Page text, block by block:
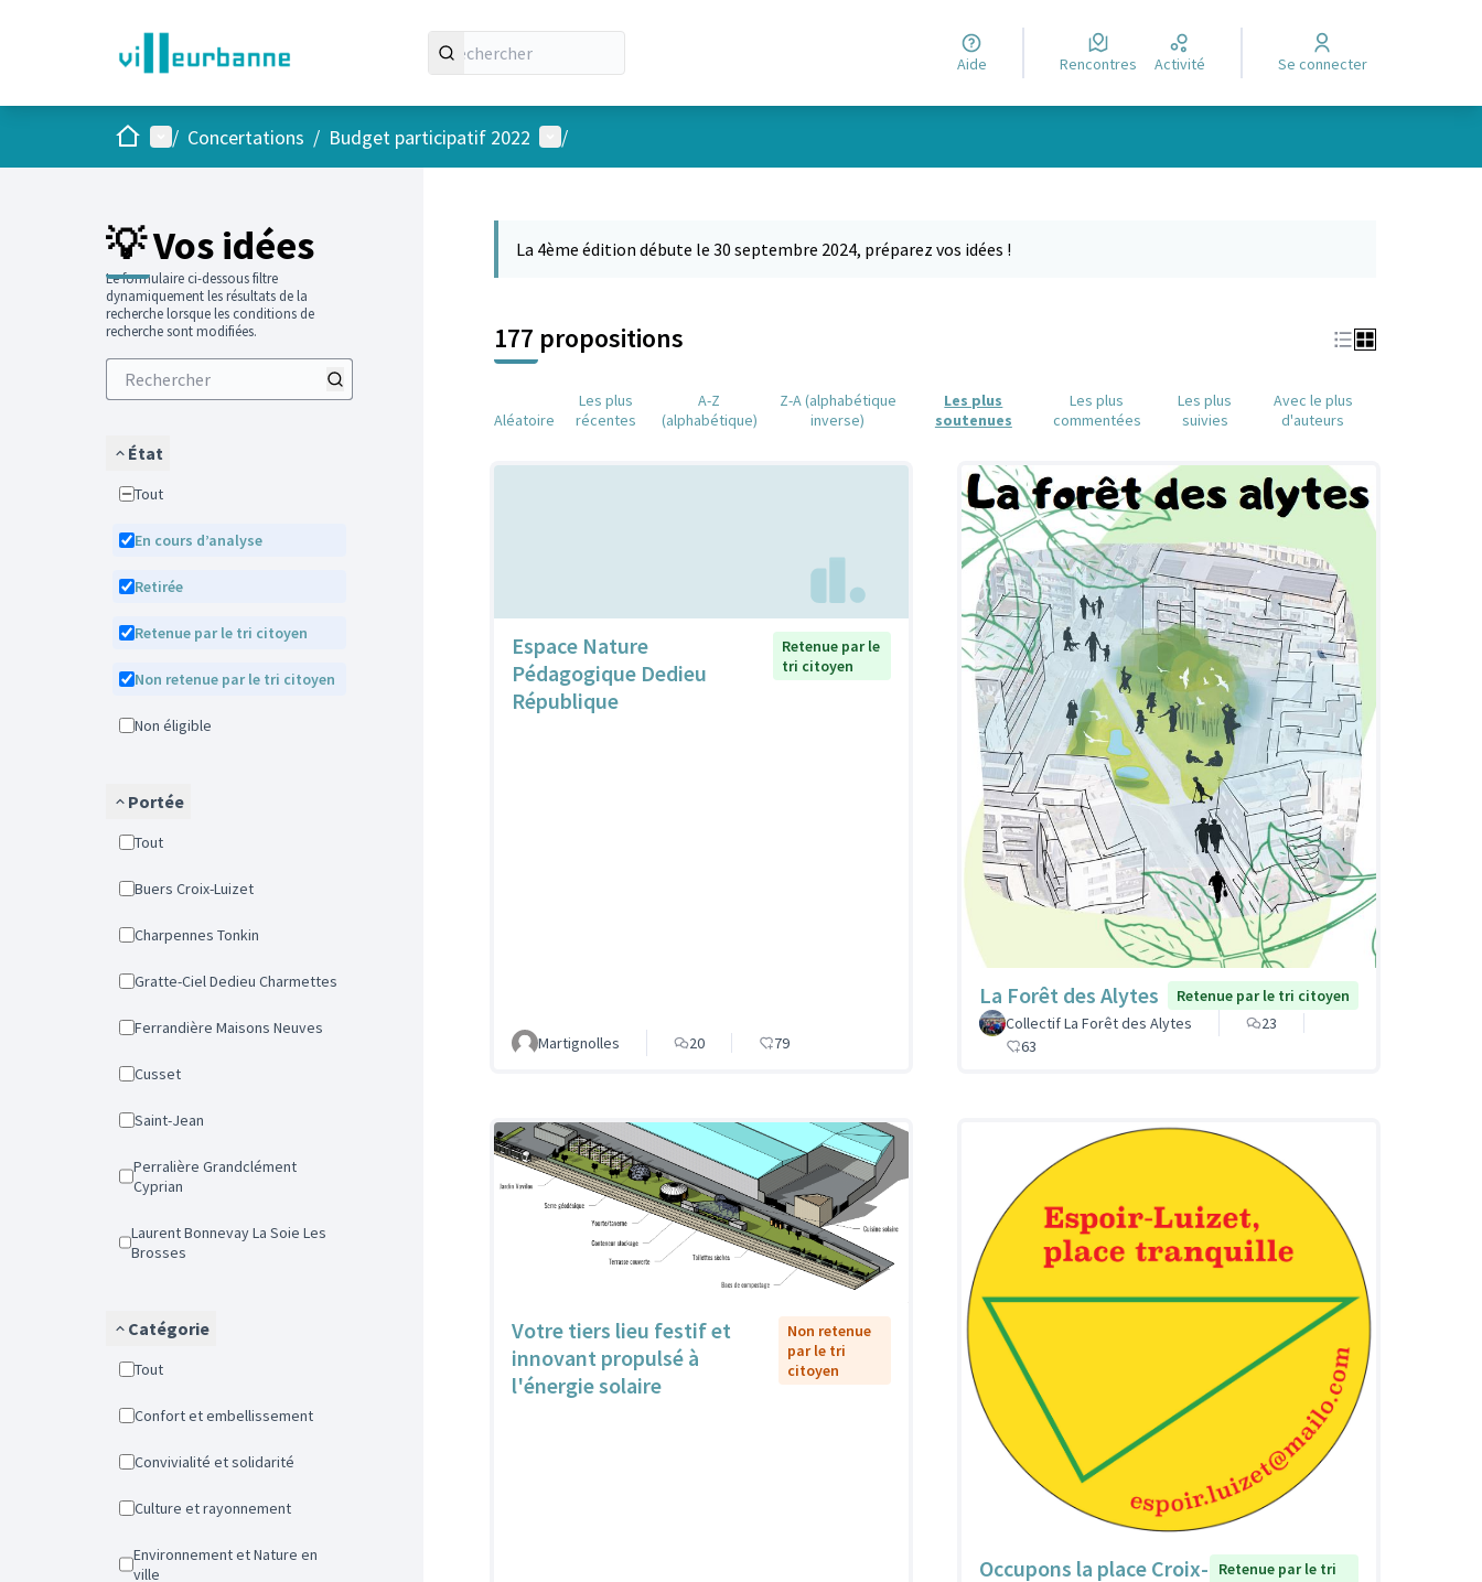
Aide Rencontres Activité Se connecter
AccueilMenu principal
/ Concertations / Budget participatif 2022 Menu utilisateur
/
💡 Vos idées
Le formulaire ci-dessous filtre
dynamiquement les résultats de la
recherche lorsque les conditions de
recherche sont modifiées.
État
Tout
En cours d’analyse
Retirée
Retenue par le tri citoyen
Non retenue par le tri citoyen
Non éligible
Portée
Tout
Buers Croix-Luizet
Charpennes Tonkin
Gratte-Ciel Dedieu Charmettes
Ferrandière Maisons Neuves
Cusset
Saint-Jean
Perralière Grandclément
Cyprian
Laurent Bonnevay La Soie Les
Brosses
Catégorie
Tout
Confort et embellissement
Convivialité et solidarité
Culture et rayonnement
Environnement et Nature en
ville
La 4ème édition débute le 30 septembre 2024, préparez vos idées !
177 propositions
Aléatoire
Les plus
récentes
A-Z
(alphabétique)
Z-A (alphabétique
inverse)
Les plus
soutenues
Les plus
commentées
Les plus
suivies
Avec le plus
d'auteurs
Espace Nature
Pédagogique Dedieu
République
Retenue par le
tri citoyen
Martignolles 20 79
La Forêt des Alytes
Retenue par le tri citoyen
Collectif La Forêt des Alytes
23
63
Votre tiers lieu festif et
innovant propulsé à
l'énergie solaire
Non retenue
par le tri
citoyen
Occupons la place Croix-
Retenue par le tri